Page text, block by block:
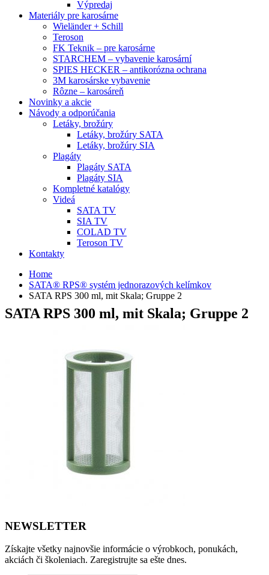
Výpredaj
Materiály pre karosárne
Wieländer + Schill
Teroson
FK Teknik – pre karosárne
STARCHEM – vybavenie karosární
SPIES HECKER – antikorózna ochrana
3M karosárske vybavenie
Rôzne – karosáreň
Novinky a akcie
Návody a odporúčania
Letáky, brožúry
Letáky, brožúry SATA
Letáky, brožúry SIA
Plagáty
Plagáty SATA
Plagáty SIA
Kompletné katalógy
Videá
SATA TV
SIA TV
COLAD TV
Teroson TV
Kontakty
Home
SATA® RPS® systém jednorazových kelímkov
SATA RPS 300 ml, mit Skala; Gruppe 2
SATA RPS 300 ml, mit Skala; Gruppe 2
NEWSLETTER
Získajte všetky najnovšie informácie o výrobkoch, ponukách,
akciách či školeniach. Zaregistrujte sa ešte dnes.